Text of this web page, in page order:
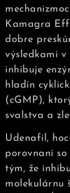
Kamagra
dobre
výsledkami v
inhibuje
hladín
(cGMP),
svalstva a
Udenafil,
porovnaní
tým, že
molekulárnu